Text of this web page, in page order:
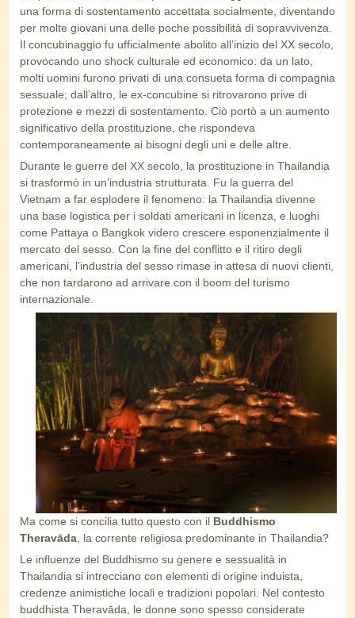
una forma di sostentamento accettata socialmente, diventando
per molte giovani una delle poche possibilità di sopravvivenza.
Il concubinaggio fu ufficialmente abolito all’inizio del XX secolo,
provocando uno shock culturale ed economico: da un lato,
molti uomini furono privati di una consueta forma di compagnia
sessuale; dall’altro, le ex-concubine si ritrovarono prive di
protezione e mezzi di sostentamento. Ciò portò a un aumento
significativo della prostituzione, che rispondeva
contemporaneamente ai bisogni degli uni e delle altre.
Durante le guerre del XX secolo, la prostituzione in Thailandia
si trasformò in un’industria strutturata. Fu la guerra del
Vietnam a far esplodere il fenomeno: la Thailandia divenne
una base logistica per i soldati americani in licenza, e luoghi
come Pattaya o Bangkok videro crescere esponenzialmente il
mercato del sesso. Con la fine del conflitto e il ritiro degli
americani, l’industria del sesso rimase in attesa di nuovi clienti,
che non tardarono ad arrivare con il boom del turismo
internazionale.
buddismo.jpg
Ma come si concilia tutto questo con il Buddhismo
Theravāda , la corrente religiosa predominante in Thailandia?
Le influenze del Buddhismo su genere e sessualità in
Thailandia si intrecciano con elementi di origine induista,
credenze animistiche locali e tradizioni popolari. Nel contesto
buddhista Theravāda, le donne sono spesso considerate